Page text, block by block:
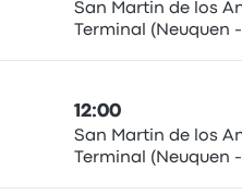
San Martin de los
Terminal (Neuquen
12:00
San Martin de los
Terminal (Neuquen